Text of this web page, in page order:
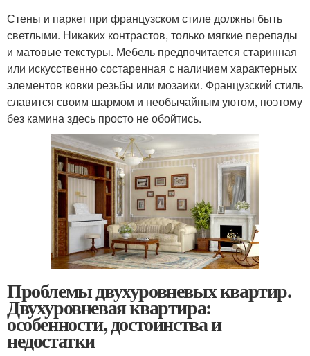
Стены и паркет при французском стиле должны быть
светлыми. Никаких контрастов, только мягкие перепады
и матовые текстуры. Мебель предпочитается старинная
или искусственно состаренная с наличием характерных
элементов ковки резьбы или мозаики. Французский стиль
славится своим шармом и необычайным уютом, поэтому
без камина здесь просто не обойтись.
Проблемы двухуровневых квартир.
Двухуровневая квартира:
особенности, достоинства и
недостатки